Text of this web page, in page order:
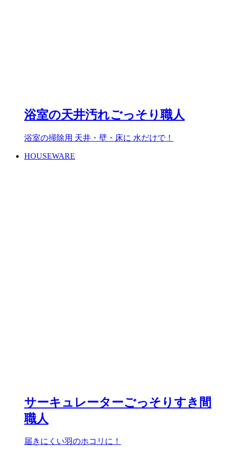
浴室の天井汚れごっそり職人
浴室の掃除用 天井・壁・床に 水だけで！
HOUSEWARE
サーキュレーターごっそりすき間
職人
届きにくい羽のホコリに！